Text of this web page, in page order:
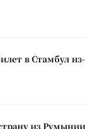
в Стамбул из-
из Румынии